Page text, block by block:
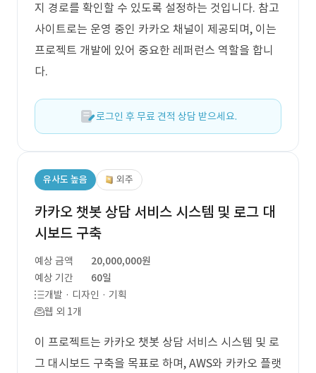
지 경로를 확인할 수 있도록 설정하는 것입니다. 참고
사이트로는 운영 중인 카카오 채널이 제공되며, 이는
프로젝트 개발에 있어 중요한 레퍼런스 역할을 합니
다.
로그인 후 무료 견적 상담 받으세요.
유사도 높음 외주
카카오 챗봇 상담 서비스 시스템 및 로그 대
시보드 구축
예상 금액
20,000,000원
예상 기간
60일
개발 · 디자인 · 기획
웹 외 1개
이 프로젝트는 카카오 챗봇 상담 서비스 시스템 및 로
그 대시보드 구축을 목표로 하며, AWS와 카카오 플랫